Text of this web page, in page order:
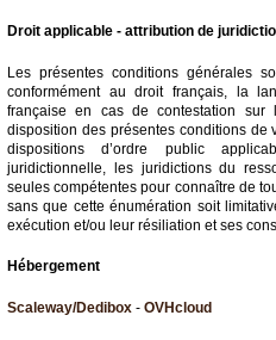
Droit applicable - attribution de
Les présentes conditions générales
conformément au droit français, la
française en cas de contestation sur
disposition des présentes conditions de
dispositions d’ordre public
juridictionnelle, les juridictions du
seules compétentes pour connaître de
sans que cette énumération soit
exécution et/ou leur résiliation et ses
Hébergement
Scaleway/Dedibox - OVHcloud